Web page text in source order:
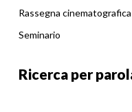
Rassegna cinematografica
Seminario
Ricerca per